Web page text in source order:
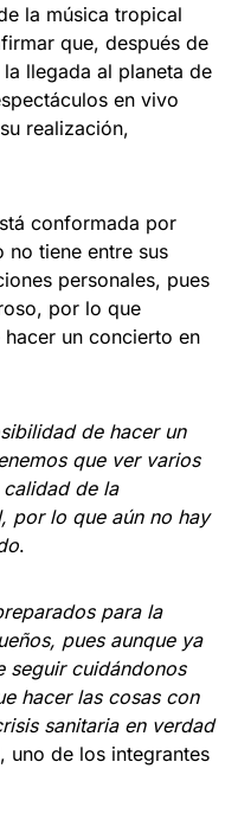
la música tropical
que, después de
llegada al planeta de
en vivo
realización,
conformada por
no tiene entre sus
personales, pues
por lo que
un concierto en
de hacer un
que ver varios
de la
por lo que aún no hay
.
para la
pues aunque ya
seguir cuidándonos
hacer las cosas con
sanitaria en verdad
uno de los integrantes